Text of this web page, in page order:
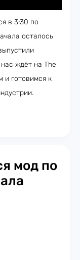
в 3:30 по
осталось
ждёт на The
и готовимся к
мод по